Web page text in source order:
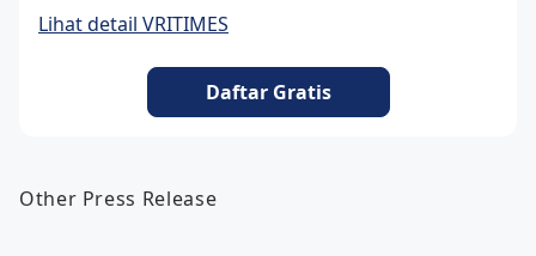
Lihat detail VRITIMES
Daftar Gratis
Other Press Release